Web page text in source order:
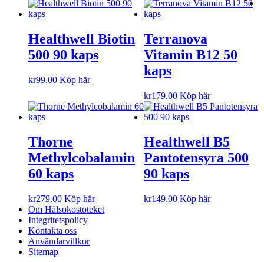
Healthwell Biotin
500 90 kaps
kr99.00 Köp här
Terranova
Vitamin B12 50
kaps
kr179.00 Köp här
Thorne
Methylcobalamin
60 kaps
kr279.00 Köp här
Healthwell B5
Pantotensyra 500
90 kaps
kr149.00 Köp här
Om Hälsokostoteket
Integritetspolicy
Kontakta oss
Användarvillkor
Sitemap